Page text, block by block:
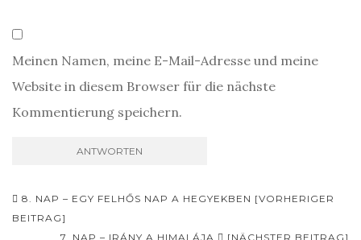
Meinen Namen, meine E-Mail-Adresse und meine
Website in diesem Browser für die nächste
Kommentierung speichern.
Beitrags-
Navigation
8. NAP – EGY FELHŐS NAP A HEGYEKBEN [VORHERIGER
BEITRAG]
7. NAP – IRÁNY A HIMALÁJA
[NÄCHSTER BEITRAG]